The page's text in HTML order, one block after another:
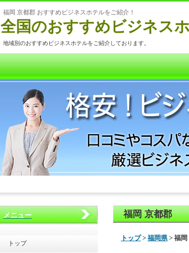
福岡 京都郡 おすすめビジネスホテルをご紹介！
全国のおすすめビジネス
地域別のおすすめビジネスホテルをご紹介しております。
福岡 京都郡
トップ> 福岡県> 福岡
メニュー
トップ